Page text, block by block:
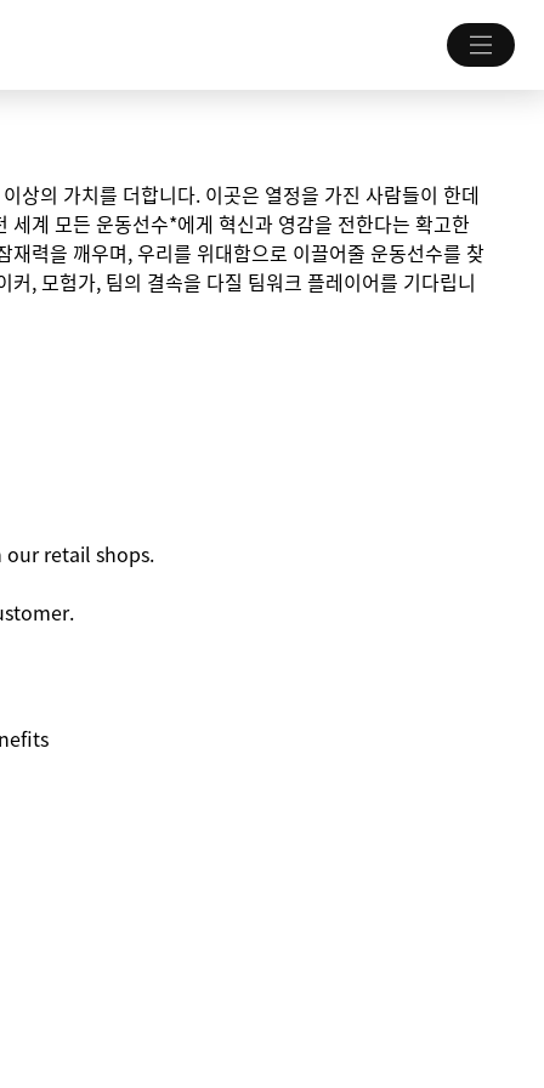
상의 가치를 더합니다. 이곳은 열정을 가진 사람들이 한데
계 모든 운동선수*에게 혁신과 영감을 전한다는 확고한
력을 깨우며, 우리를 위대함으로 이끌어줄 운동선수를 찾
, 모험가, 팀의 결속을 다질 팀워크 플레이어를 기다립니
retail shops.